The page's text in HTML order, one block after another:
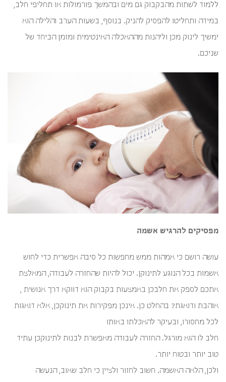
ללמוד לשתות מהבקבוק גם מים ובהמשך פורמולות או תחליפי חלב,
במידה ותחליטו להפסיק להניק. בנוסף, בשעות הערב והלילה הוא
ימשיך לינוק מכן וליהנות מההאכלה האינטימית ומזמן הביחד של
שניכם.
מפסיקים להרגיש אשמה
עושה רושם כי אמהות ממש מחפשות כל סיבה אפשרית כדי לחוש
אשמות בכל הנוגע לתינוקן. יכול להיות שהחזרה לעבודה, המאלצת
אתכם לספק את חלבכן באמצעות בקבוק הוא דווקא דרך אנושית ,
אוהבת ודואגת? בהחלט כן. אינכן מפקירות את תינוקכן, אלא דואגות
לכל מחסורו, ובעיקר להאכלתו באותו
חלב לו הוא מורגל. החזרה לעבודה מאפשרת לבנות לתינוקכן עתיד
טוב יותר ובטוח יותר.
ולכן, הלאה האשמה. חשוב לחזור ולציין כי חלב שאוב, הנעשה